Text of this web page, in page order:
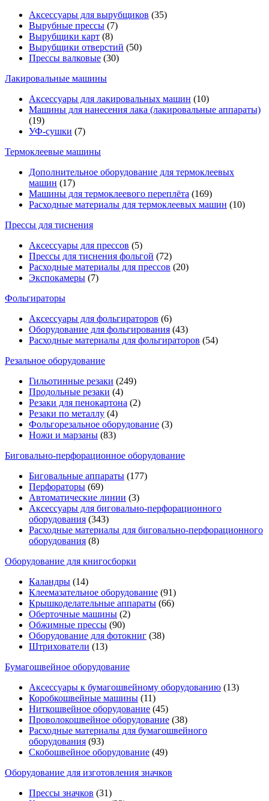
Аксессуары для вырубщиков (35)
Вырубные прессы (7)
Вырубщики карт (8)
Вырубщики отверстий (50)
Прессы валковые (30)
Лакировальные машины
Аксессуары для лакировальных машин (10)
Машины для нанесения лака (лакировальные аппараты)
(19)
УФ-сушки (7)
Термоклеевые машины
Дополнительное оборудование для термоклеевых
машин (17)
Машины для термоклеевого переплёта (169)
Расходные материалы для термоклеевых машин (10)
Прессы для тиснения
Аксессуары для прессов (5)
Прессы для тиснения фольгой (72)
Расходные материалы для прессов (20)
Экспокамеры (7)
Фольгираторы
Аксессуары для фольгираторов (6)
Оборудование для фольгирования (43)
Расходные материалы для фольгираторов (54)
Резальное оборудование
Гильотинные резаки (249)
Продольные резаки (4)
Резаки для пенокартона (2)
Резаки по металлу (4)
Фольгорезальное оборудование (3)
Ножи и марзаны (83)
Биговально-перфорационное оборудование
Биговальные аппараты (177)
Перфораторы (69)
Автоматические линии (3)
Аксессуары для биговально-перфорационного
оборудования (343)
Расходные материалы для биговально-перфорационного
оборудования (8)
Оборудование для книгосборки
Каландры (14)
Клеемазательное оборудование (91)
Крышкоделательные аппараты (66)
Оберточные машины (2)
Обжимные прессы (90)
Оборудование для фотокниг (38)
Штрихователи (13)
Бумагошвейное оборудование
Аксессуары к бумагошвейному оборудованию (13)
Коробкошвейные машины (11)
Ниткошвейное оборудование (45)
Проволокошвейное оборудование (38)
Расходные материалы для бумагошвейного
оборудования (93)
Скобошвейное оборудование (49)
Оборудование для изготовления значков
Прессы значков (31)